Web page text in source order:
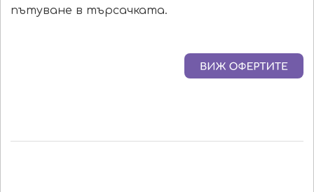
пътуване в търсачката.